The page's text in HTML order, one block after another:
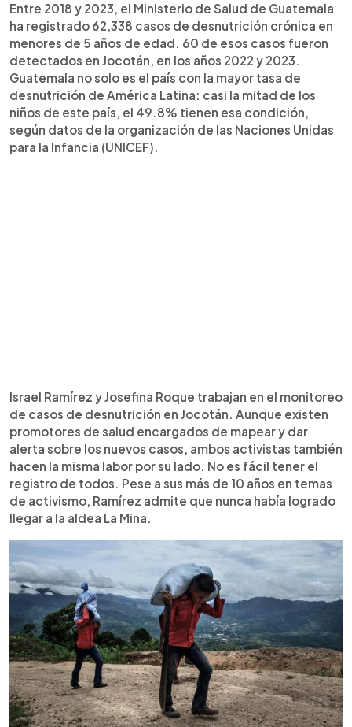
Entre 2018 y 2023, el Ministerio de Salud de Guatemala
ha registrado 62,338 casos de desnutrición crónica en
menores de 5 años de edad. 60 de esos casos fueron
detectados en Jocotán, en los años 2022 y 2023.
Guatemala no solo es el país con la mayor tasa de
desnutrición de América Latina: casi la mitad de los
niños de este país, el 49.8% tienen esa condición,
según datos de la organización de las Naciones Unidas
para la Infancia (UNICEF).
Israel Ramírez y Josefina Roque trabajan en el monitoreo
de casos de desnutrición en Jocotán. Aunque existen
promotores de salud encargados de mapear y dar
alerta sobre los nuevos casos, ambos activistas también
hacen la misma labor por su lado. No es fácil tener el
registro de todos. Pese a sus más de 10 años en temas
de activismo, Ramírez admite que nunca había logrado
llegar a la aldea La Mina.